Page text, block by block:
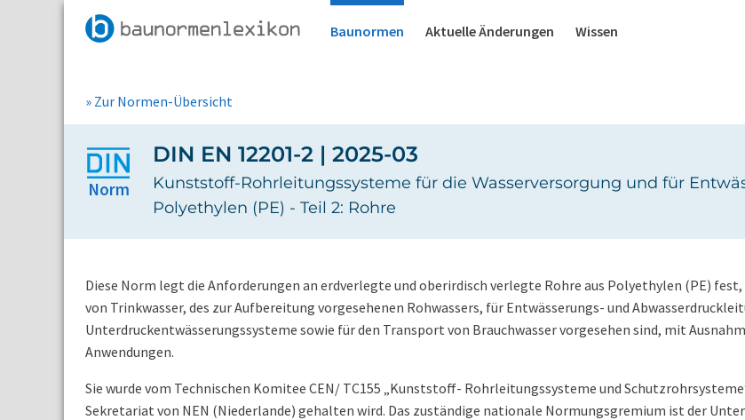
Baunormen Aktuelle Änderungen Wissen
» Zur Normen-Übersicht
Norm
DIN EN 12201-2 | 2025-03
Kunststoff-Rohrleitungssysteme für die Wasserversorgung und für
Polyethylen (PE) - Teil 2: Rohre
Diese Norm legt die Anforderungen an erdverlegte und oberirdisch verlegte Rohre aus Polyethylen (PE)
von Trinkwasser, des zur Aufbereitung vorgesehenen Rohwassers, für Entwässerungs- und
Unterdruckentwässerungssysteme sowie für den Transport von Brauchwasser vorgesehen sind, mit
Anwendungen.
Sie wurde vom Technischen Komitee CEN/ TC155 „Kunststoff- Rohrleitungssysteme und
Sekretariat von NEN (Niederlande) gehalten wird. Das zuständige nationale Normungsgremium ist der